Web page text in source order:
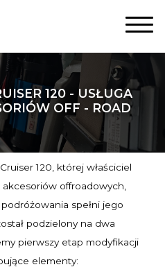
120 - USŁUGA
OFF - ROAD
120, której właściciel
offroadowych,
spełni jego
podzielony na dwa
pierwszy etap modyfikacji
elementy: